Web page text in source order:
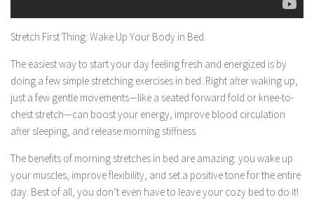
Stretch First Thing: Wake Up Your Body in Bed.
The easiest way to start your day feeling fresh and energized is by
doing a few simple stretching exercises in bed. Right after waking up,
just a few gentle movements—like a seated forward fold or knee-to-
chest stretch—can boost your energy, improve blood circulation
after sleeping, and release morning stiffness.
The benefits of morning stretches in bed are amazing: you wake up
your muscles, improve flexibility, and set a positive tone for the entire
day. Best of all, you don’t even have to leave your cozy bed to do it!